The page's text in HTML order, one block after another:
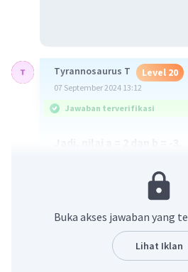
Tyrannosaurus T Level 20
07 September 2024 13:12
Jawaban terverifikasi
Buka akses jawaban yang
Lihat Iklan